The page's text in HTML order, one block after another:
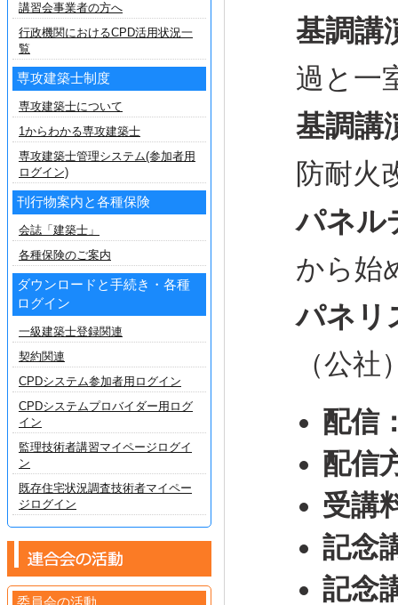
基調
過と一
基調
防耐火
パネル
から始
パネリ
（公
配信
配信
受講
記念
記念
講習会事業者の方へ
行政機関におけるCPD活用状況一
覧
専攻建築士制度
専攻建築士について
1からわかる専攻建築士
専攻建築士管理システム(参加者用
ログイン)
刊行物案内と各種保険
会誌「建築士」
各種保険のご案内
ダウンロードと手続き・各種
ログイン
一級建築士登録関連
契約関連
CPDシステム参加者用ログイン
CPDシステムプロバイダー用ログ
イン
監理技術者講習マイページログイ
ン
既存住宅状況調査技術者マイペー
ジログイン
委員会の活動